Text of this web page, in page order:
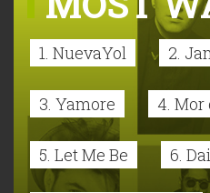
1. NuevaYol 2.
3. Yamore 4.
5. Let Me Be 6.